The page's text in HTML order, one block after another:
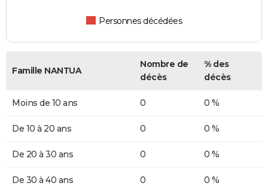
Personnes décédées
Famille NANTUA
Nombre de
décès
% des
décès
Moins de 10 ans 0 0 %
De 10 à 20 ans 0 0 %
De 20 à 30 ans 0 0 %
De 30 à 40 ans 0 0 %